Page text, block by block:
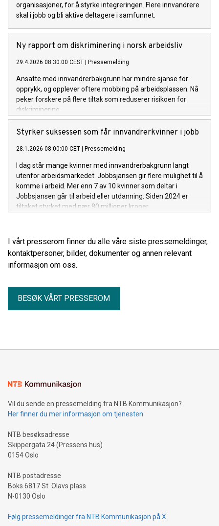
organisasjoner, for å styrke integreringen. Flere innvandrere
skal i jobb og bli aktive deltagere i samfunnet.
Ny rapport om diskriminering i norsk arbeidsliv
29.4.2026 08:30:00 CEST Pressemelding
Ansatte med innvandrerbakgrunn har mindre sjanse for
opprykk, og opplever oftere mobbing på arbeidsplassen. Nå
peker forskere på flere tiltak som reduserer risikoen for
diskriminering.
Styrker suksessen som får innvandrerkvinner i jobb
28.1.2026 08:00:00 CET Pressemelding
I dag står mange kvinner med innvandrerbakgrunn langt
utenfor arbeidsmarkedet. Jobbsjansen gir flere mulighet til å
komme i arbeid. Mer enn 7 av 10 kvinner som deltar i
Jobbsjansen går til arbeid eller utdanning. Siden 2024 er
tiltaket styrket med nær 80 millioner kroner.
I vårt presserom finner du alle våre siste pressemeldinger,
kontaktpersoner, bilder, dokumenter og annen relevant
informasjon om oss.
BESØK VÅRT PRESSEROM
Vil du sende en pressemelding fra NTB Kommunikasjon?
Her finner du mer informasjon om tjenesten
NTB besøksadresse
Skippergata 24 (Pressens hus)
0154 Oslo
NTB postadresse
Boks 6817 St. Olavs plass
N-0130 Oslo
Følg pressemeldinger fra NTB Kommunikasjon på X